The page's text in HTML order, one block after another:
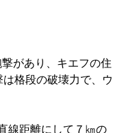
があり、キエフの住
格段の破壊力で、ウ
線距離にして７㎞の